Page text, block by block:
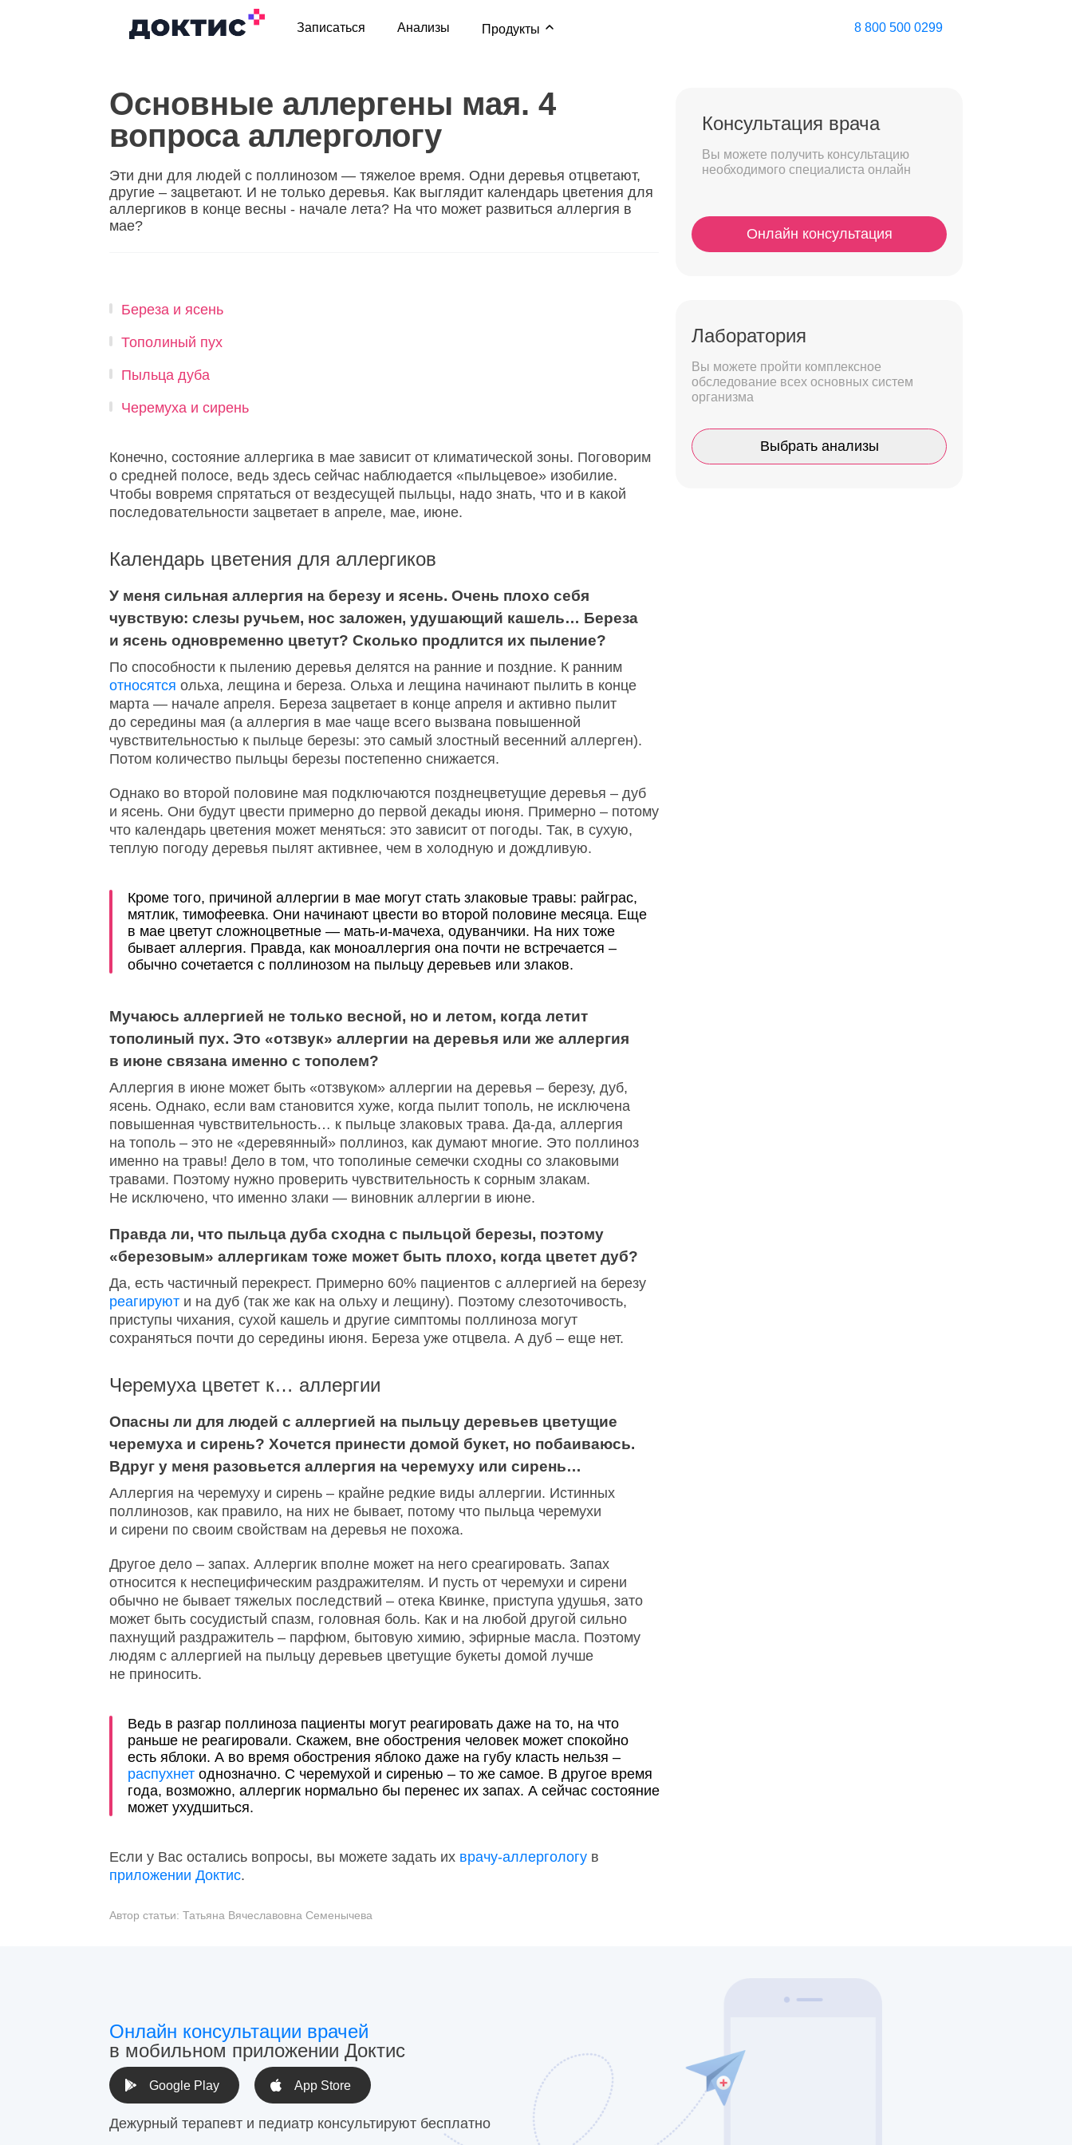
Записаться Анализы Продукты 8 800 500 0299
Основные аллергены мая. 4
вопроса аллергологу
Эти дни для людей с поллинозом — тяжелое время. Одни деревья отцветают,
другие – зацветают. И не только деревья. Как выглядит календарь цветения для
аллергиков в конце весны - начале лета? На что может развиться аллергия в
мае?
Береза и ясень
Тополиный пух
Пыльца дуба
Черемуха и сирень
Конечно, состояние аллергика в мае зависит от климатической зоны. Поговорим
о средней полосе, ведь здесь сейчас наблюдается «пыльцевое» изобилие.
Чтобы вовремя спрятаться от вездесущей пыльцы, надо знать, что и в какой
последовательности зацветает в апреле, мае, июне.
Календарь цветения для аллергиков
У меня сильная аллергия на березу и ясень. Очень плохо себя
чувствую: слезы ручьем, нос заложен, удушающий кашель… Береза
и ясень одновременно цветут? Сколько продлится их пыление?
По способности к пылению деревья делятся на ранние и поздние. К ранним
относятся ольха, лещина и береза. Ольха и лещина начинают пылить в конце
марта — начале апреля. Береза зацветает в конце апреля и активно пылит
до середины мая (а аллергия в мае чаще всего вызвана повышенной
чувствительностью к пыльце березы: это самый злостный весенний аллерген).
Потом количество пыльцы березы постепенно снижается.
Однако во второй половине мая подключаются позднецветущие деревья – дуб
и ясень. Они будут цвести примерно до первой декады июня. Примерно – потому
что календарь цветения может меняться: это зависит от погоды. Так, в сухую,
теплую погоду деревья пылят активнее, чем в холодную и дождливую.
Кроме того, причиной аллергии в мае могут стать злаковые травы: райграс,
мятлик, тимофеевка. Они начинают цвести во второй половине месяца. Еще
в мае цветут сложноцветные — мать-и-мачеха, одуванчики. На них тоже
бывает аллергия. Правда, как моноаллергия она почти не встречается –
обычно сочетается с поллинозом на пыльцу деревьев или злаков.
Мучаюсь аллергией не только весной, но и летом, когда летит
тополиный пух. Это «отзвук» аллергии на деревья или же аллергия
в июне связана именно с тополем?
Аллергия в июне может быть «отзвуком» аллергии на деревья – березу, дуб,
ясень. Однако, если вам становится хуже, когда пылит тополь, не исключена
повышенная чувствительность… к пыльце злаковых трава. Да-да, аллергия
на тополь – это не «деревянный» поллиноз, как думают многие. Это поллиноз
именно на травы! Дело в том, что тополиные семечки сходны со злаковыми
травами. Поэтому нужно проверить чувствительность к сорным злакам.
Не исключено, что именно злаки — виновник аллергии в июне.
Правда ли, что пыльца дуба сходна с пыльцой березы, поэтому
«березовым» аллергикам тоже может быть плохо, когда цветет дуб?
Да, есть частичный перекрест. Примерно 60% пациентов с аллергией на березу
реагируют и на дуб (так же как на ольху и лещину). Поэтому слезоточивость,
приступы чихания, сухой кашель и другие симптомы поллиноза могут
сохраняться почти до середины июня. Береза уже отцвела. А дуб – еще нет.
Черемуха цветет к… аллергии
Опасны ли для людей с аллергией на пыльцу деревьев цветущие
черемуха и сирень? Хочется принести домой букет, но побаиваюсь.
Вдруг у меня разовьется аллергия на черемуху или сирень…
Аллергия на черемуху и сирень – крайне редкие виды аллергии. Истинных
поллинозов, как правило, на них не бывает, потому что пыльца черемухи
и сирени по своим свойствам на деревья не похожа.
Другое дело – запах. Аллергик вполне может на него среагировать. Запах
относится к неспецифическим раздражителям. И пусть от черемухи и сирени
обычно не бывает тяжелых последствий – отека Квинке, приступа удушья, зато
может быть сосудистый спазм, головная боль. Как и на любой другой сильно
пахнущий раздражитель – парфюм, бытовую химию, эфирные масла. Поэтому
людям с аллергией на пыльцу деревьев цветущие букеты домой лучше
не приносить.
Ведь в разгар поллиноза пациенты могут реагировать даже на то, на что
раньше не реагировали. Скажем, вне обострения человек может спокойно
есть яблоки. А во время обострения яблоко даже на губу класть нельзя –
распухнет однозначно. С черемухой и сиренью – то же самое. В другое время
года, возможно, аллергик нормально бы перенес их запах. А сейчас состояние
может ухудшиться.
Если у Вас остались вопросы, вы можете задать их врачу-аллергологу в
приложении Доктис.
Автор статьи: Татьяна Вячеславовна Семенычева
Консультация врача
Вы можете получить консультацию
необходимого специалиста онлайн
Онлайн консультация
Лаборатория
Вы можете пройти комплексное
обследование всех основных систем
организма
Выбрать анализы
Онлайн консультации врачей
в мобильном приложении Доктис
Google Play App Store
Дежурный терапевт и педиатр консультируют бесплатно